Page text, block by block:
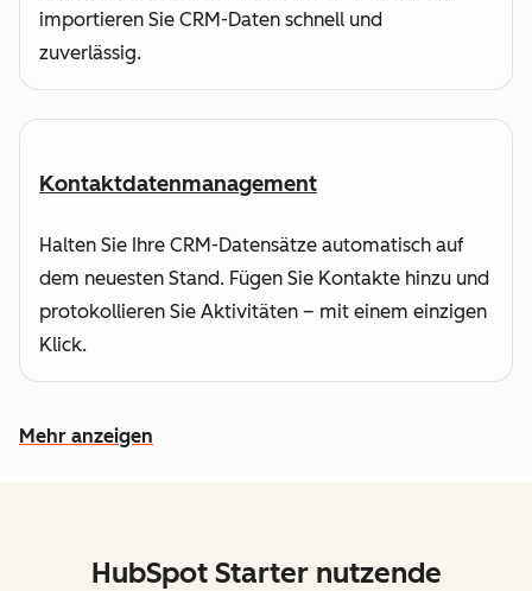
importieren Sie CRM-Daten schnell und
zuverlässig.
Kontaktdatenmanagement
Halten Sie Ihre CRM-Datensätze automatisch auf
dem neuesten Stand. Fügen Sie Kontakte hinzu und
protokollieren Sie Aktivitäten – mit einem einzigen
Klick.
Mehr anzeigen
Weitere Funktionen ansehen
HubSpot Starter nutzende